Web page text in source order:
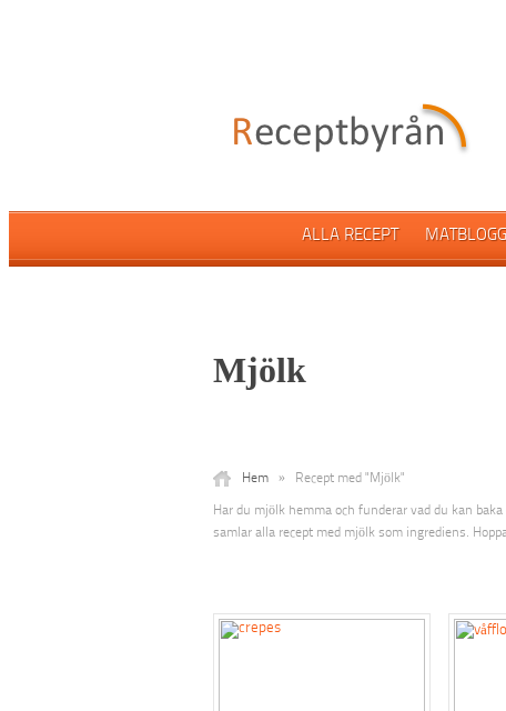
ALLA RECEPT
Mjölk
Hem » Recept med "Mjölk"
Har du mjölk hemma och funderar vad du kan
samlar alla recept med mjölk som ingrediens.